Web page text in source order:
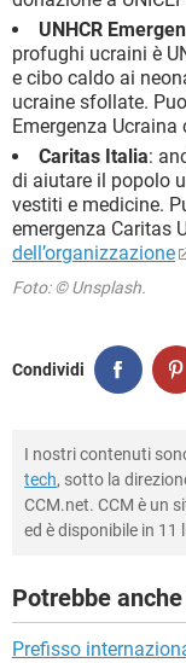
UNHCR
profughi ucraini è
e cibo caldo ai
ucraine sfollate.
Emergenza Ucraina
Caritas Italia:
di aiutare il popolo
vestiti e medicine.
emergenza Caritas
dell’organizzazione
Foto: © Unsplash.
Condividi
I nostri contenuti
tech, sotto la
CCM.net. CCM è un
ed è disponibile in 11
Potrebbe
Prefisso